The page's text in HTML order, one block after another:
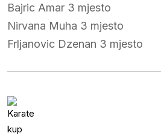
Bajric Amar 3 mjesto
Nirvana Muha 3 mjesto
Frljanovic Dzenan 3 mjesto